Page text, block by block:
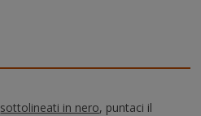
sottolineati in nero, puntaci il